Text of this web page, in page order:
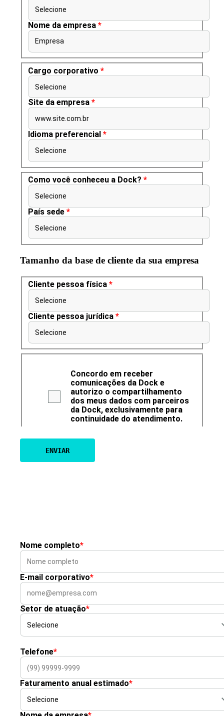
Selecione
Nome da empresa *
Empresa
Cargo corporativo *
Selecione
Site da empresa *
www.site.com.br
Idioma preferencial *
Selecione
Como você conheceu a Dock? *
Selecione
País sede *
Selecione
Tamanho da base de cliente da sua empresa
Cliente pessoa física *
Selecione
Cliente pessoa jurídica *
Selecione
Concordo em receber
comunicações da Dock e
autorizo o compartilhamento
dos meus dados com parceiros
da Dock, exclusivamente para
continuidade do atendimento.
Nome completo*
E-mail corporativo*
Setor de atuação*
Telefone*
Faturamento anual estimado*